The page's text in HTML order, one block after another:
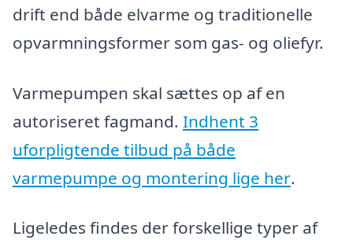
drift end både elvarme og traditionelle
opvarmningsformer som gas- og oliefyr.
Varmepumpen skal sættes op af en
autoriseret fagmand. Indhent 3
uforpligtende tilbud på både
varmepumpe og montering lige her.
Ligeledes findes der forskellige typer af